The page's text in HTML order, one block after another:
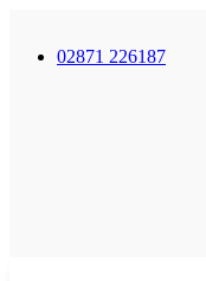
02871 226187